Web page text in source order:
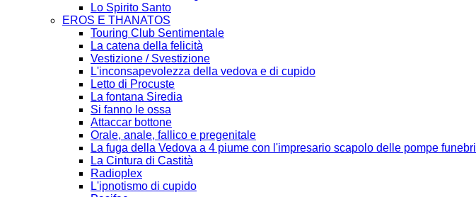
Lo Spirito Santo
EROS E THANATOS
Touring Club Sentimentale
La catena della felicità
Vestizione / Svestizione
L'inconsapevolezza della vedova e di cupido
Letto di Procuste
La fontana Siredia
Si fanno le ossa
Attaccar bottone
Orale, anale, fallico e pregenitale
La fuga della Vedova a 4 piume con l'impresario scapolo delle pompe funebri
La Cintura di Castità
Radioplex
L'ipnotismo di cupido